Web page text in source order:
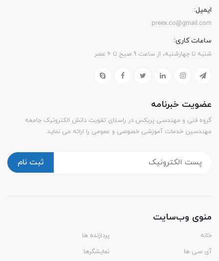
ایمیل:
preex.co@gmail.com
ساعات کاری:
شنبه تا چهارشنبه، از ساعت 9 صبح تا 6 عصر
عضویت خبرنامه
گروه فنی و مهندسی پریکس در راستای تقویت دانش الکترونیک جامعه
مهندسین خدمات آموزشی خصوصی و عمومی را ارائه می نماید.
ثبت نام
منوی وب‌سایت
خانه
پردازنده ها
آی سی ها
نمایشگرها